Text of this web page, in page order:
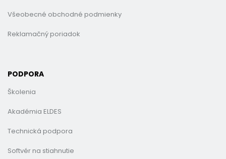
Všeobecné obchodné podmienky
Reklamačný poriadok
PODPORA
Školenia
Akadémia ELDES
Technická podpora
Softvér na stiahnutie